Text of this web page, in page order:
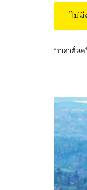
ไม่มี
*ราคาตั๋วเ